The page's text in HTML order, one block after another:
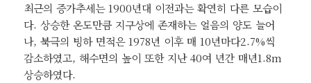
최근의 증가추세는 1900년대 이전과는 확연히 다른 모습이
다. 상승한 온도만큼 지구상에 존재하는 얼음의 양도 늘어
나, 북극의 빙하 면적은 1978년 이후 매 10년마다2.7%씩
감소하였고, 해수면의 높이 또한 지난 40여 년간 매년1.8m
상승하였다.